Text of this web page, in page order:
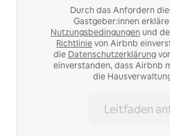
Durch das Anfordern
Gastgeber:innen
Nutzungsbedingungen und
Richtlinievon Airbnb
die Datenschutzerklärung
einverstanden, dass Airbnb
die
Leitfaden